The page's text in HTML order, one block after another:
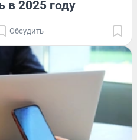
в 2025 году
Обсудить